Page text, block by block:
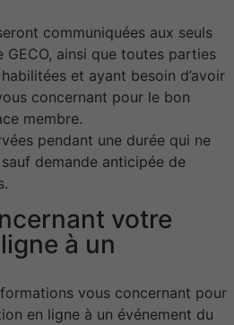
communiquées aux seuls
GECO, ainsi que toutes parties
et ayant besoin d’avoir
concernant pour le bon
membre.
pendant une durée qui ne
demande anticipée de
votre
à un
vous concernant pour
en ligne à un événement du